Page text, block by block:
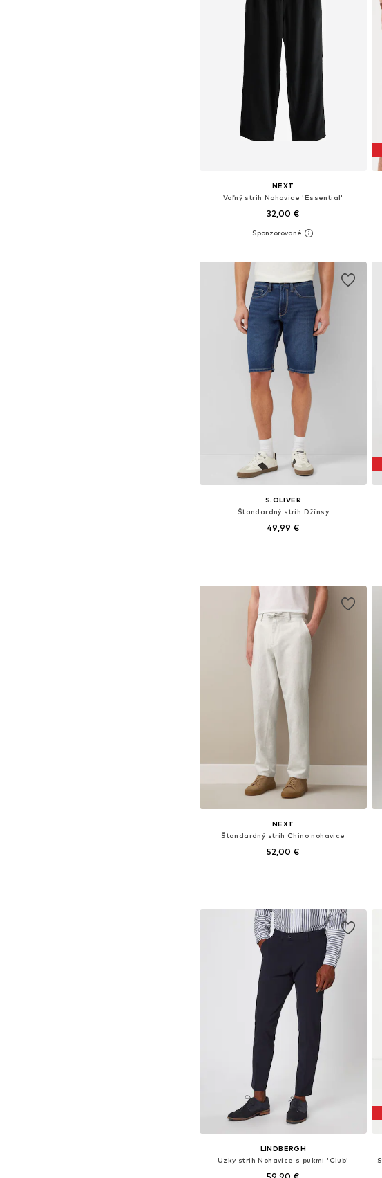
NEXT
Voľný strih Nohavice 'Essential'
32,00 €
Dostupné v mnohých veľkostiach
S.OLIVER
Štandardný strih Džínsy
49,99 €
NEXT
Štandardný strih Chino nohavice
52,00 €
LINDBERGH
Úzky strih Nohavice s pukmi 'Club'